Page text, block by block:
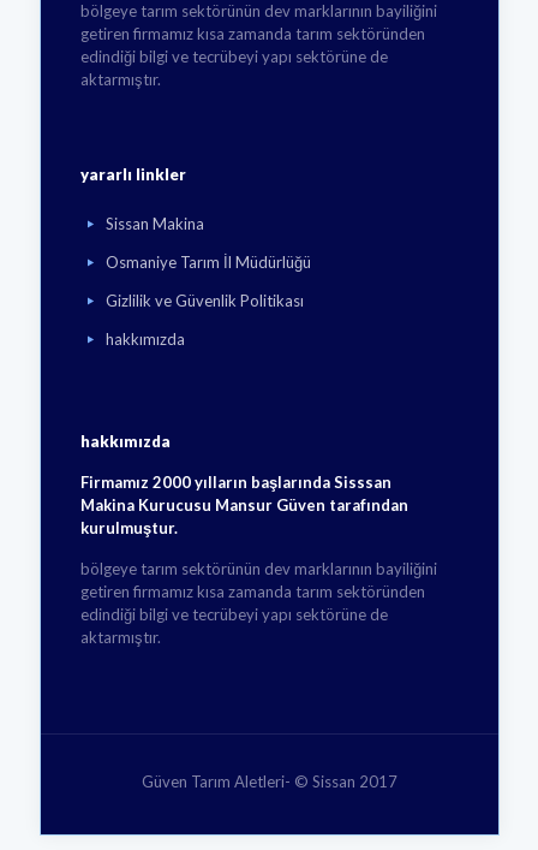
bölgeye tarım sektörünün dev marklarının bayiliğini
getiren firmamız kısa zamanda tarım sektöründen
edindiği bilgi ve tecrübeyi yapı sektörüne de
aktarmıştır.
yararlı linkler
Sissan Makina
Osmaniye Tarım İl Müdürlüğü
Gizlilik ve Güvenlik Politikası
hakkımızda
hakkımızda
Firmamız 2000 yılların başlarında Sisssan
Makina Kurucusu Mansur Güven tarafından
kurulmuştur.
bölgeye tarım sektörünün dev marklarının bayiliğini
getiren firmamız kısa zamanda tarım sektöründen
edindiği bilgi ve tecrübeyi yapı sektörüne de
aktarmıştır.
Güven Tarım Aletleri- © Sissan 2017